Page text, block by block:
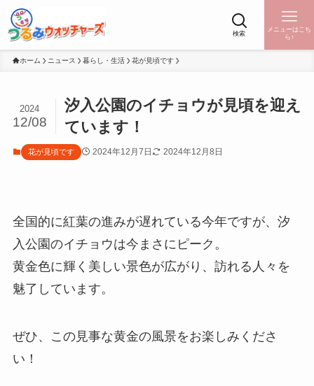
検索
メニューはこち
ら↑
ホーム ニュース 暮らし・生活 花が見頃です
汐入公園のイチョウが見頃を迎え
ています！
2024
12/08
花が見頃です 2024年12月7日 2024年12月8日
全国的に紅葉の進みが遅れている今年ですが、汐
入公園のイチョウは今まさにピーク。
黄金色に輝く美しい景色が広がり、訪れる人々を
魅了しています。
ぜひ、この見事な黄金の風景をお楽しみくださ
い！